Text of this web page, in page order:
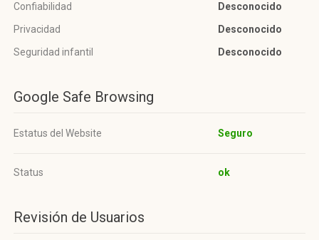
Confiabilidad
Desconocido
Privacidad
Desconocido
Seguridad infantil
Desconocido
Google Safe Browsing
Estatus del Website Seguro
Status ok
Revisión de Usuarios